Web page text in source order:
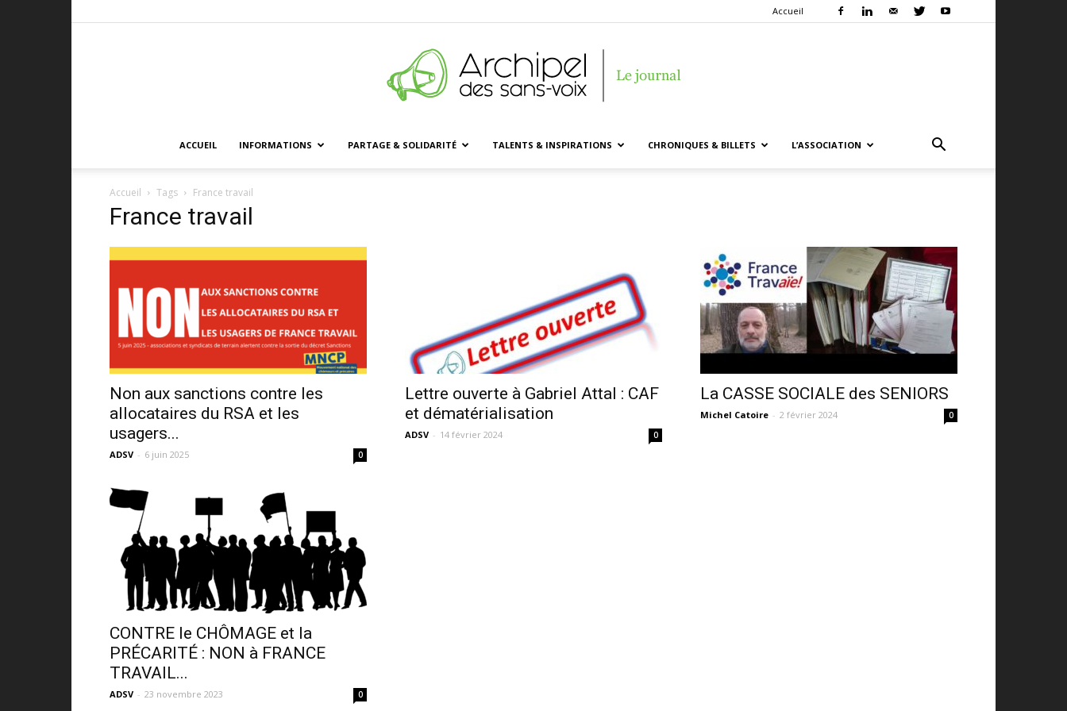
Accueil
sans-
ACCUEIL INFORMATIONS PARTAGE & SOLIDARITÉ TALENTS & INSPIRATIONS CHRONIQUES & BILLETS L’ASSOCIATION
Accueil Tags France travail
France travail
Non aux sanctions contre les
allocataires du RSA et les
usagers...
ADSV - 6 juin 2025 0
Lettre ouverte à Gabriel Attal : CAF
et dématérialisation
ADSV - 14 février 2024 0
La CASSE SOCIALE des SENIORS
Michel Catoire - 2 février 2024 0
CONTRE le CHÔMAGE et la
PRÉCARITÉ : NON à FRANCE
TRAVAIL...
ADSV - 23 novembre 2023 0